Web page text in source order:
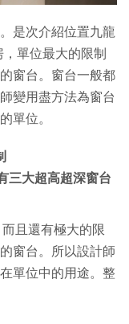
是次介紹位置九龍
單位最大的限制
窗台。窗台一般都
變用盡方法為窗台
單位。
三大超高超深窗台
且還有極大的限
窗台。所以設計師
單位中的用途。整